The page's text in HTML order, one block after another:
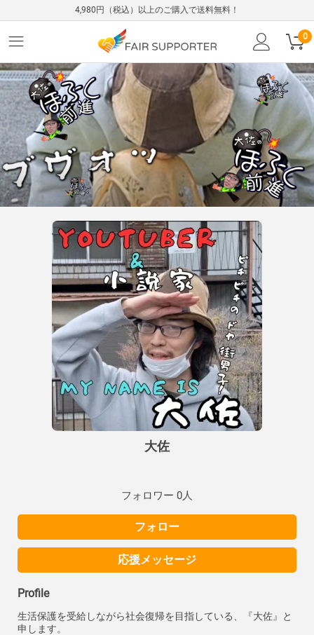
4,980円（税込）以上のご購入で送料無料！
0
大佐
フォロワー 0人
フォロー
応援メッセージ
Profile
生活保護を受給しながら社会復帰を目指している、『大佐』と
申します。